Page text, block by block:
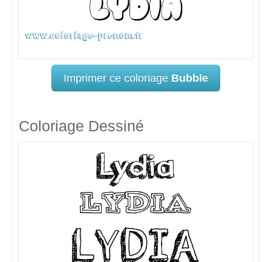
Imprimer ce coloriage Bubble
Coloriage Dessiné